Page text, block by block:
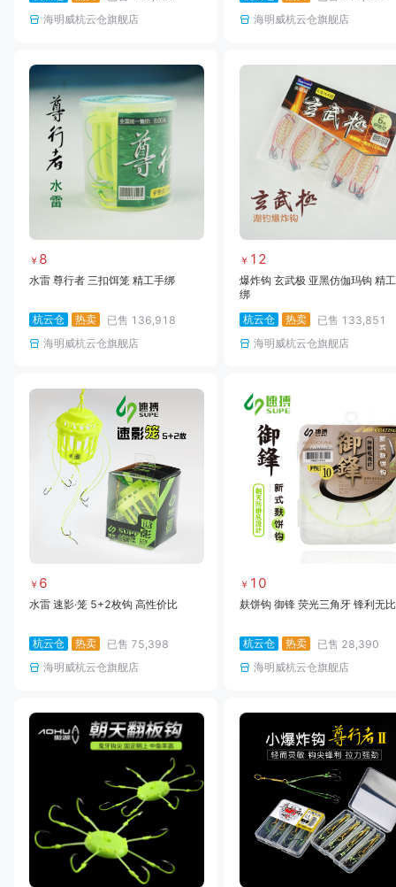
海明威杭云仓旗舰店
海明威杭云仓旗舰店
￥ 8
水雷 尊行者 三扣饵笼 精工手绑
杭云仓 热卖 已售 136,918
海明威杭云仓旗舰店
￥ 12
爆炸钩 玄武极 亚黑仿伽玛钩 精
绑
杭云仓
热卖 已售 133,851
海明威杭云仓旗舰店
￥ 6
水雷 速影·笼 5+2枚钩 高性价比
杭云仓 热卖 已售 75,398
海明威杭云仓旗舰店
￥ 10
麸饼钩 御锋 荧光三角牙 锋利无比
杭云仓 热卖 已售 28,390
海明威杭云仓旗舰店